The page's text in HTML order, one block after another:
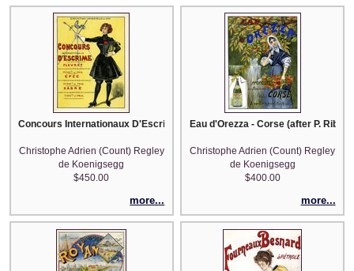
Concours Internationaux D'Escrime - after Jean de Paleologue (PAL)
Christophe Adrien (Count) Regley
de Koenigsegg
$450.00
more...
Eau d'Orezza - Corse (after P.
Christophe Adrien (Count) Regley
de Koenigsegg
$400.00
more...